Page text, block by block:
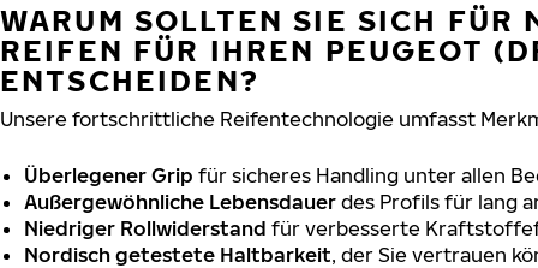
WARUM SOLLTEN SIE SICH FÜR
REIFEN FÜR IHREN PEUGEOT
ENTSCHEIDEN?
Unsere fortschrittliche Reifentechnologie umfasst
Überlegener Grip für sicheres Handling unter allen
Außergewöhnliche Lebensdauer des Profils für lang
Niedriger Rollwiderstand für verbesserte
Nordisch getestete Haltbarkeit, der Sie vertrauen